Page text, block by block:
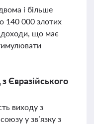
і більше
140 000 злотих
доходи, що має
Євразійського
виходу з
у зв’язку з